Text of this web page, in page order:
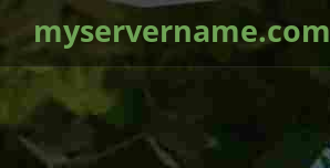
myservername.com